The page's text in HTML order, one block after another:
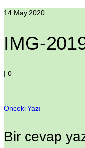
14 May 2020
IMG-
| 0
Önceki Yazı
Bir cevap